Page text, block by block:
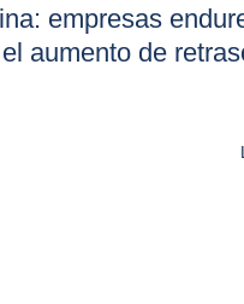
empresas
aumento de